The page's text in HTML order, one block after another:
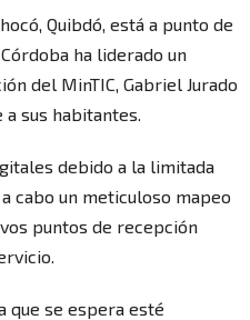
Quibdó, está a punto de
ha liderado un
del MinTIC, Gabriel Jurado
sus habitantes.
debido a la limitada
cabo un meticuloso mapeo
puntos de recepción
que se espera esté